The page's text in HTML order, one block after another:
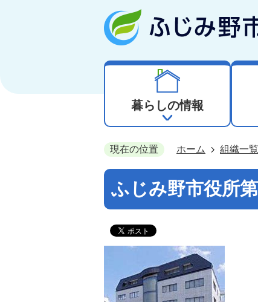
暮らしの情報
現在の位置 ホーム 組織一覧
ふじみ野市役所